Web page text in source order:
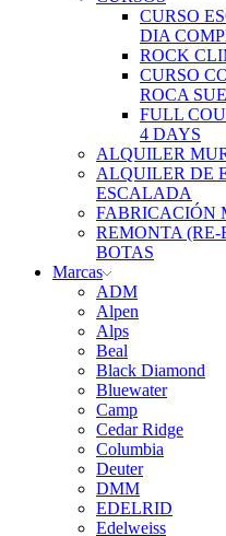
CURSO
DIA
ROCK
CURSO
ROCA
FULL
4 DAYS
ALQUILER
ALQUILER DE
ESCALADA
FABRICACIÓN
REMONTA (RE-
BOTAS
Marcas
ADM
Alpen
Alps
Beal
Black Diamond
Bluewater
Camp
Cedar Ridge
Columbia
Deuter
DMM
EDELRID
Edelweiss